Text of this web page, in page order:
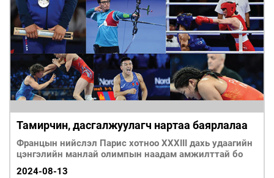
Тамирчин, дасгалжуулагч нартаа баярлалаа
Францын нийслэл Парис хотноо XXXIII дахь удаагийн
цэнгэлийн манлай олимпын наадам амжилттай бо
2024-08-13